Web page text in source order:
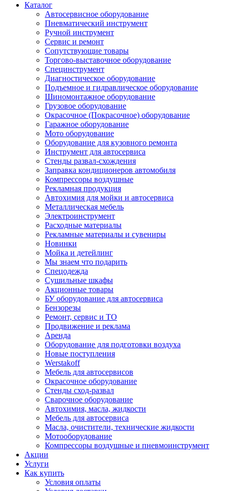
Каталог
Автосервисное оборудование
Пневматический инструмент
Ручной инструмент
Сервис и ремонт
Сопутствующие товары
Торгово-выставочное оборудование
Специнструмент
Диагностическое оборудование
Подъемное и гидравлическое оборудование
Шиномонтажное оборудование
Грузовое оборудование
Окрасочное (Покрасочное) оборудование
Гаражное оборудование
Мото оборудование
Оборудование для кузовного ремонта
Инструмент для автосервиса
Стенды развал-схождения
Заправка кондиционеров автомобиля
Компрессоры воздушные
Рекламная продукция
Автохимия для мойки и автосервиса
Металлическая мебель
Электроинструмент
Расходные материалы
Рекламные материалы и сувениры
Новинки
Мойка и детейлинг
Мы знаем что подарить
Спецодежда
Сушильные шкафы
Акционные товары
БУ оборудование для автосервиса
Бензорезы
Ремонт, сервис и ТО
Продвижение и реклама
Аренда
Оборудование для подготовки воздуха
Новые поступления
Werstakoff
Мебель для автосервисов
Окрасочное оборудование
Стенды сход-развал
Сварочное оборудование
Автохимия, масла, жидкости
Мебель для автосервиса
Масла, очистители, технические жидкости
Мотооборудование
Компрессоры воздушные и пневмоинструмент
Акции
Услуги
Как купить
Условия оплаты